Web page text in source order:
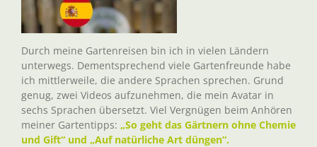
Durch meine Gartenreisen bin ich in vielen Ländern
unterwegs. Dementsprechend viele Gartenfreunde habe
ich mittlerweile, die andere Sprachen sprechen. Grund
genug, zwei Videos aufzunehmen, die mein Avatar in
sechs Sprachen übersetzt. Viel Vergnügen beim Anhören
meiner Gartentipps: „So geht das Gärtnern ohne Chemie
und Gift“ und „Auf natürliche Art düngen“.